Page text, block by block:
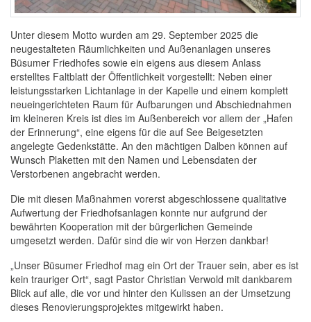
Unter diesem Motto wurden am 29. September 2025 die
neugestalteten Räumlichkeiten und Außenanlagen unseres
Büsumer Friedhofes sowie ein eigens aus diesem Anlass
erstelltes Faltblatt der Öffentlichkeit vorgestellt: Neben einer
leistungsstarken Lichtanlage in der Kapelle und einem komplett
neueingerichteten Raum für Aufbarungen und Abschiednahmen
im kleineren Kreis ist dies im Außenbereich vor allem der „Hafen
der Erinnerung“, eine eigens für die auf See Beigesetzten
angelegte Gedenkstätte. An den mächtigen Dalben können auf
Wunsch Plaketten mit den Namen und Lebensdaten der
Verstorbenen angebracht werden.
Die mit diesen Maßnahmen vorerst abgeschlossene qualitative
Aufwertung der Friedhofsanlagen konnte nur aufgrund der
bewährten Kooperation mit der bürgerlichen Gemeinde
umgesetzt werden. Dafür sind die wir von Herzen dankbar!
„Unser Büsumer Friedhof mag ein Ort der Trauer sein, aber es ist
kein trauriger Ort“, sagt Pastor Christian Verwold mit dankbarem
Blick auf alle, die vor und hinter den Kulissen an der Umsetzung
dieses Renovierungsprojektes mitgewirkt haben.